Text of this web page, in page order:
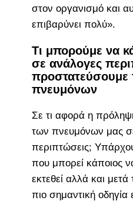
στον οργανισμό και
επιβαρύνει πολύ».
Τι μπορούμε να
σε ανάλογες
προστατεύσουμε
πνευμόνων
Σε τι αφορά η
των πνευμόνων μας
περιπτώσεις;
που μπορεί κάποιος
εκτεθεί αλλά και
πιο σημαντική οδηγία